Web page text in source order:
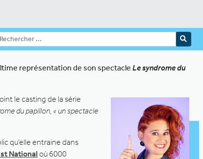
représentation de son spectacle Le syndrome du
le casting de la série
du papillon, « un spectacle
qu’elle entraine dans
National où 6000